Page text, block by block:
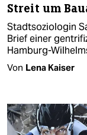
Streit um
Stadtsoziologin
Brief einer
Hamburg-
Von Lena Kaiser